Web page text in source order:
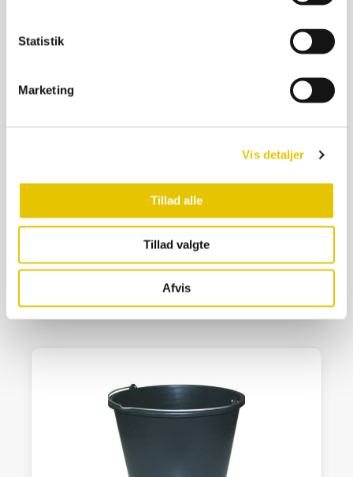
Statistik
Marketing
Vis detaljer
Tillad alle
Tillad valgte
Afvis
SE DETALJER